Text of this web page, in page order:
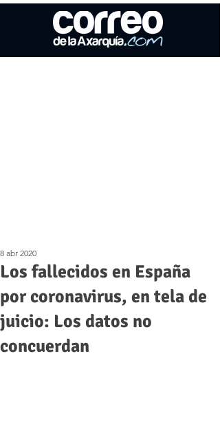
Los fallecidos en España
por coronavirus, en tela de
juicio: Los datos no
concuerdan
8 abr 2020